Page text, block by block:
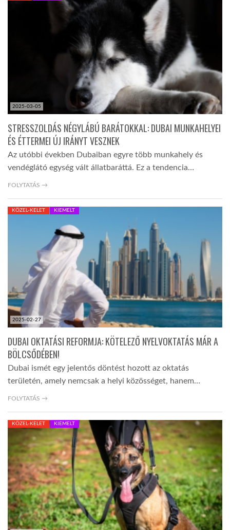
2025-03-05
STRESSZOLDÁS NÉGYLÁBÚ BARÁTOKKAL: DUBAI MUNKAHELYEI
ÉS ÉTTERMEI ÚJ IRÁNYT VESZNEK
Az utóbbi években Dubaiban egyre több munkahely és
vendéglátó egység vált állatbaráttá. Ez a tendencia…
FOLYTATÁS →
2025-02-27
KÖZEL-KELET KIEMELT
DUBAI OKTATÁSI REFORMJA: KÖTELEZŐ NYELVOKTATÁS MÁR A
BÖLCSŐDÉBEN!
Dubai ismét egy jelentős döntést hozott az oktatás
területén, amely nemcsak a helyi közösséget, hanem…
FOLYTATÁS →
KÖZEL-KELET KIEMELT